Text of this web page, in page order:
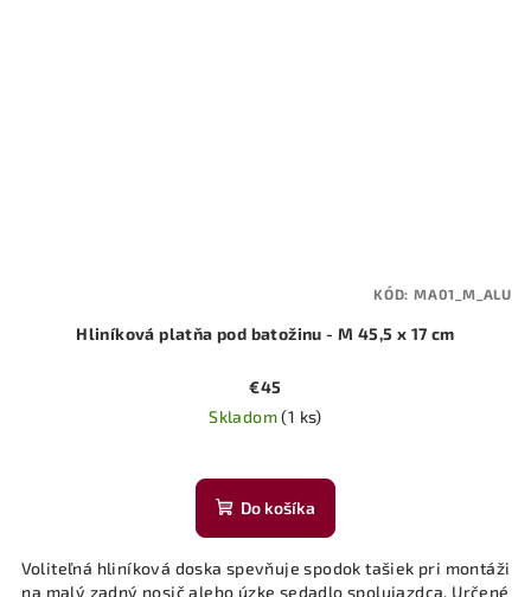
Hliníková platňa pod batožinu - M 45,5 x 17 cm
€45
Skladom(1 ks)
Do košíka
Voliteľná hliníková doska spevňuje spodok tašiek pri montáži
na malý zadný nosič alebo úzke sedadlo spolujazdca. Určené
KÓD: MA01_M_ALU